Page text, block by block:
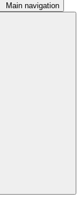
Main navigation